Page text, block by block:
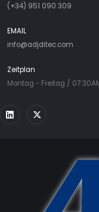
(+34) 951 090 309
EMAIL
info@adjditec.com
Zeitplan
Montag - Freitag /